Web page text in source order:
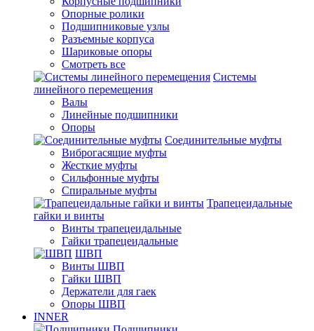
Опорные ролики
Подшипниковые узлы
Разъемные корпуса
Шариковые опоры
Смотреть все
Системы
линейного перемещения
Валы
Линейные подшипники
Опоры
Соединительные муфты
Виброгасящие муфты
Жесткие муфты
Сильфонные муфты
Спиральные муфты
Трапецеидальные
гайки и винты
Винты трапецеидальные
Гайки трапецеидальные
ШВП
Винты ШВП
Гайки ШВП
Держатели для гаек
Опоры ШВП
INNER